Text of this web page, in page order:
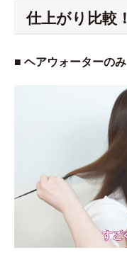
仕上がり比較！
■ ヘアウォーターのみ